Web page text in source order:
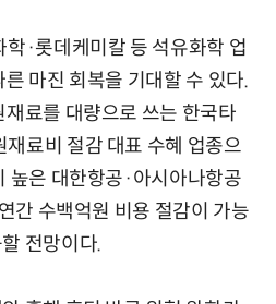
·롯데케미칼 등 석유화학 업
마진 회복을 기대할 수 있다.
료를 대량으로 쓰는 한국타
료비 절감 대표 수혜 업종으
높은 대한항공·아시아나항공
간 수백억원 비용 절감이 가능
전망이다.